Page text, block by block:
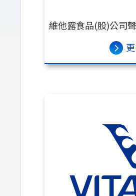
維他露食品(股)公司